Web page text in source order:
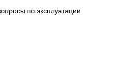
по эксплуатации